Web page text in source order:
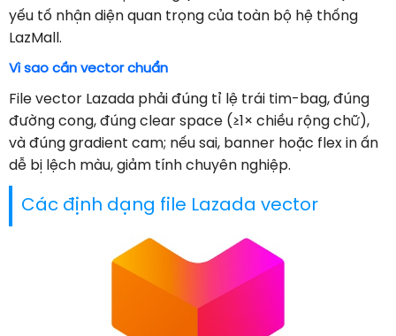
yếu tố nhận diện quan trọng của toàn bộ hệ thống
LazMall.
Vì sao cần vector chuẩn
File vector Lazada phải đúng tỉ lệ trái tim-bag, đúng
đường cong, đúng clear space (≥1× chiều rộng chữ),
và đúng gradient cam; nếu sai, banner hoặc flex in ấn
dễ bị lệch màu, giảm tính chuyên nghiệp.
Các định dạng file Lazada vector